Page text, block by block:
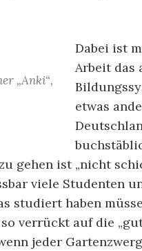
„Anki“,
Dabei ist
Arbeit das
etwas
gehen ist „nicht
viele Studenten
studiert haben
verrückt auf die
jeder